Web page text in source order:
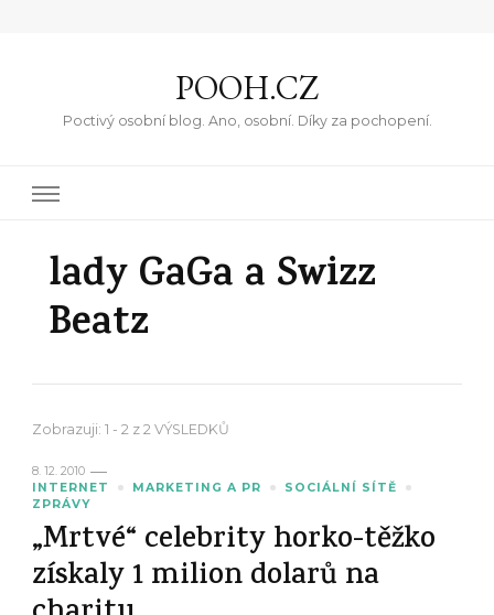
POOH.CZ
Poctivý osobní blog. Ano, osobní. Díky za pochopení.
lady GaGa a Swizz
Beatz
Zobrazuji: 1 - 2 z 2 VÝSLEDKŮ
8. 12. 2010
INTERNET
MARKETING A PR
SOCIÁLNÍ SÍTĚ
ZPRÁVY
„Mrtvé“ celebrity horko-těžko
získaly 1 milion dolarů na